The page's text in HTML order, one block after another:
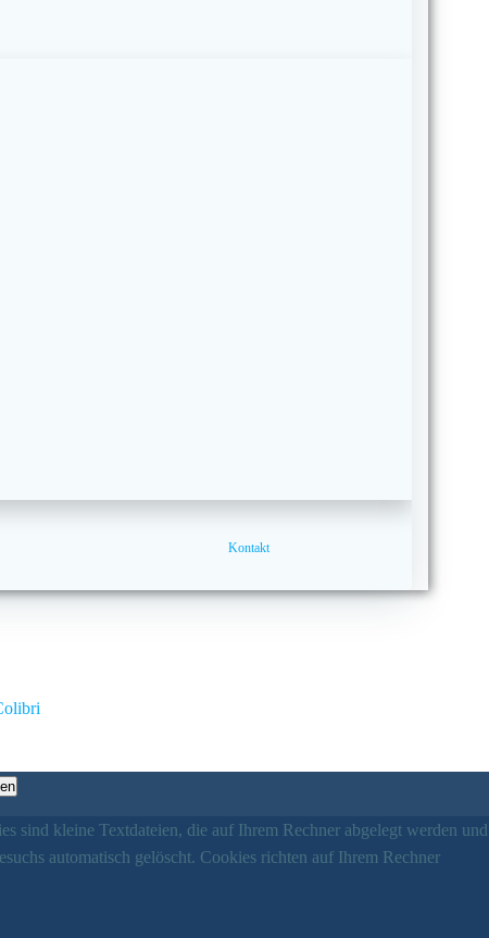
Kontakt
sind kleine Textdateien, die auf Ihrem Rechner abgelegt werden und
automatisch gelöscht. Cookies richten auf Ihrem Rechner